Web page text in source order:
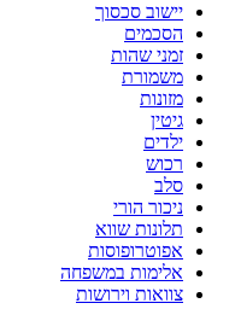
יישוב סכסוך
הסכמים
זמני שהות
משמורת
מזונות
גיטין
ילדים
רכוש
סלב
ניכור הורי
תלונות שווא
אפוטרופוסות
אלימות במשפחה
צוואות וירושות